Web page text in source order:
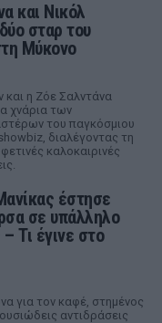
και Νικόλ
σταρ του
Μύκονο
και η Ζόε Σαλντάνα
χνάρια των
του παγκόσμιου
διαλέγοντας τη
καλοκαιρινές
έστησε
σε υπάλληλο
Τι έγινε στο
για τον καφέ, στημένος
αντιδράσεις